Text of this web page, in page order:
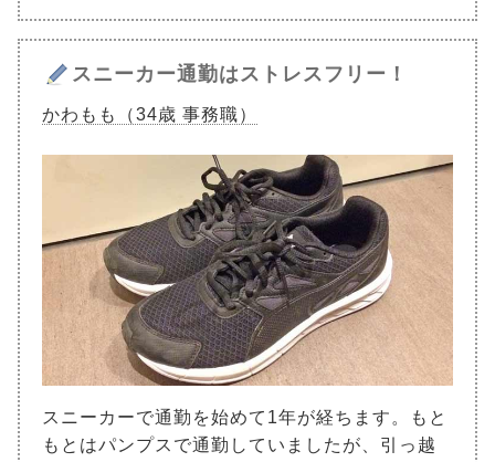
スニーカー通勤はストレスフリー！
かわもも（34歳 事務職）
スニーカーで通勤を始めて1年が経ちます。もと
もとはパンプスで通勤していましたが、引っ越